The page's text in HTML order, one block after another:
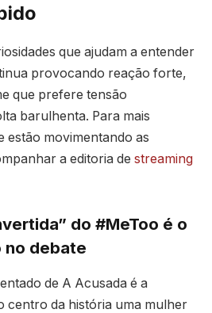
que ajudam a entender
provocando reação forte,
que prefere tensão
barulhenta. Para mais
estão movimentando as
a editoria de streaming
do #MeToo é o
no debate
de A Acusada é a
centro da história uma mulher